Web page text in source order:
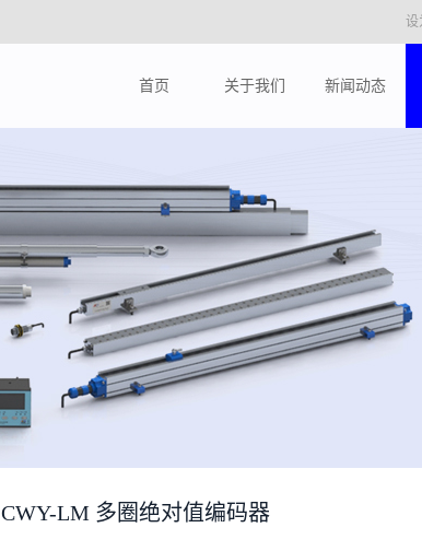
绝对位移传感器系列产品研发、生产、销售设
首页 关于我们 新闻动态
CWY-LM 多圈绝对值编码器